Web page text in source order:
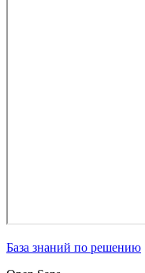
База знаний по решению